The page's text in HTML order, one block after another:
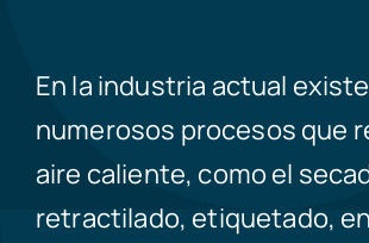
En la industria actual
numerosos procesos que
aire caliente, como el
retractilado, etiquetado,